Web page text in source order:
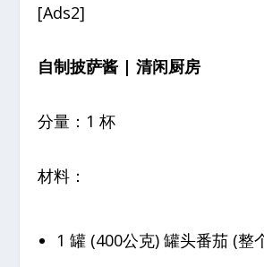
[Ads2]
自制披萨酱 | 清闲厨房
分量：1 杯
材料：
1 罐 (400公克) 罐头番茄 (整